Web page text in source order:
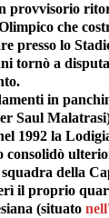
provvisorio
che
presso lo
tornò a
in
Saul
1992 la
consolidò
della
il proprio
(situato